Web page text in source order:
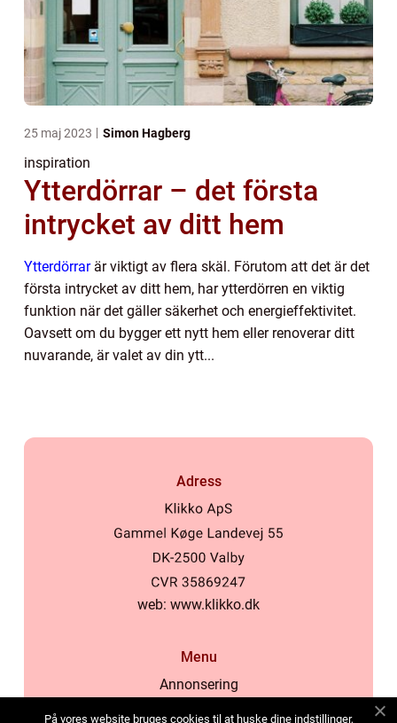
25 maj 2023 Simon Hagberg
inspiration
Ytterdörrar – det första
intrycket av ditt hem
Ytterdörrarär viktigt av flera skäl. Förutom att det är det
första intrycket av ditt hem, har ytterdörren en viktig
funktion när det gäller säkerhet och energieffektivitet.
Oavsett om du bygger ett nytt hem eller renoverar ditt
nuvarande, är valet av din ytt...
Adress
web: www.klikko.dk
Menu
Annonsering
På vores website bruges cookies til at huske dine indstillinger,